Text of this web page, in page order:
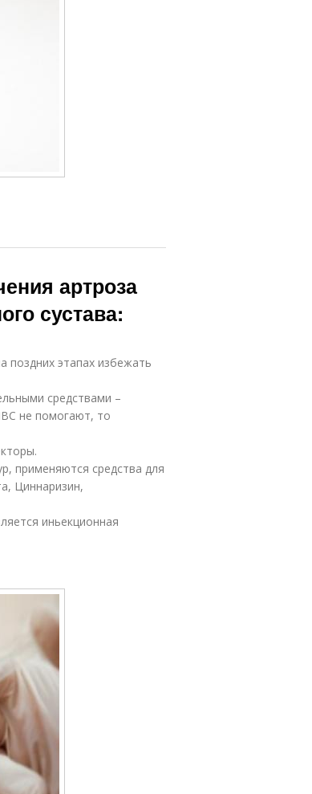
артроза
сустава:
поздних этапах избежать
средствами –
не помогают, то
применяются средства для
Циннаризин,
иньекционная